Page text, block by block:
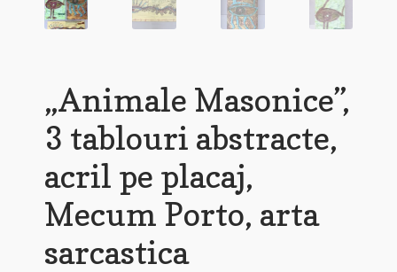
„Animale Masonice”,
3 tablouri abstracte,
acril pe placaj,
Mecum Porto, arta
sarcastica